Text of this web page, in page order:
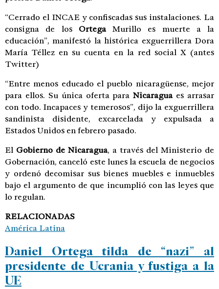
“Cerrado el INCAE y confiscadas sus instalaciones. La
consigna de los OrtegaMurillo es muerte a la
educación”, manifestó la histórica exguerrillera Dora
María Téllez en su cuenta en la red social X (antes
Twitter)
“Entre menos educado el pueblo nicaragüense, mejor
para ellos. Su única oferta paraNicaraguaes arrasar
con todo. Incapaces y temerosos”, dijo la exguerrillera
sandinista disidente, excarcelada y expulsada a
Estados Unidos en febrero pasado.
El Gobierno de Nicaragua, a través del Ministerio de
Gobernación, canceló este lunes la escuela de negocios
y ordenó decomisar sus bienes muebles e inmuebles
bajo el argumento de que incumplió con las leyes que
lo regulan.
RELACIONADAS
América Latina
Daniel Ortega tilda de “nazi” al
presidente de Ucrania y fustiga a la
UE